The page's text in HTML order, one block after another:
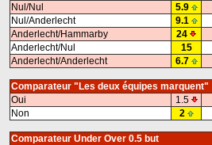
Nul/Nul
5.9
Nul/Anderlecht
9.1
Anderlecht/Hammarby
24
Anderlecht/Nul
15
Anderlecht/Anderlecht
6.7
Comparateur "Les deux équipes marquent"
Oui
1.5
Non
2
Comparateur Under Over 0.5 but